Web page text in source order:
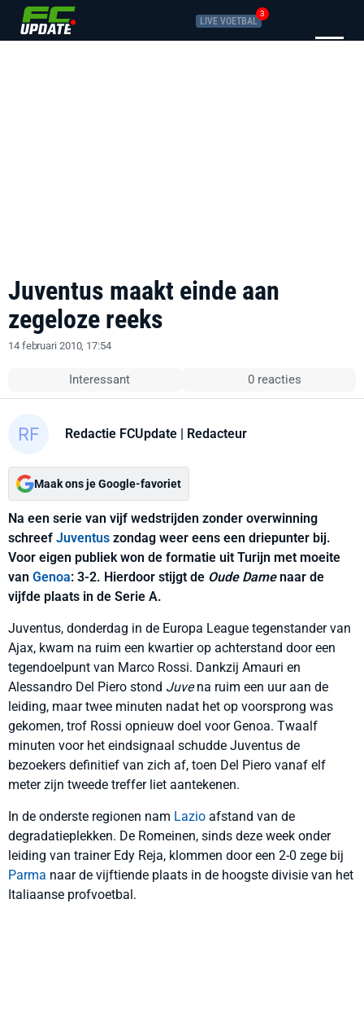
LIVE VOETBAL
3
Juventus maakt einde aan
zegeloze reeks
14 februari 2010, 17:54
Interessant 0 reacties
Redactie FCUpdate | Redacteur
Maak ons je Google-favoriet
Na een serie van vijf wedstrijden zonder overwinning
schreef Juventus zondag weer eens een driepunter bij.
Voor eigen publiek won de formatie uit Turijn met moeite
van Genoa: 3-2. Hierdoor stijgt de Oude Damenaar de
vijfde plaats in de Serie A.
Juventus, donderdag in de Europa League tegenstander van
Ajax, kwam na ruim een kwartier op achterstand door een
tegendoelpunt van Marco Rossi. Dankzij Amauri en
Alessandro Del Piero stond Juvena ruim een uur aan de
leiding, maar twee minuten nadat het op voorsprong was
gekomen, trof Rossi opnieuw doel voor Genoa. Twaalf
minuten voor het eindsignaal schudde Juventus de
bezoekers definitief van zich af, toen Del Piero vanaf elf
meter zijn tweede treffer liet aantekenen.
In de onderste regionen nam Lazio afstand van de
degradatieplekken. De Romeinen, sinds deze week onder
leiding van trainer Edy Reja, klommen door een 2-0 zege bij
Parma naar de vijftiende plaats in de hoogste divisie van het
Italiaanse profvoetbal.